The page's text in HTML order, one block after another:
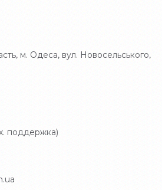
м. Одеса, вул. Новосельського,
поддержка)